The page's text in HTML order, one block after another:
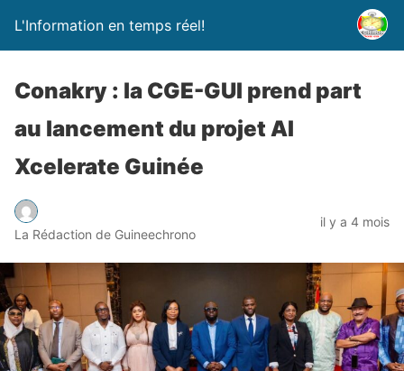
L'Information en temps réel!
Conakry : la CGE-GUI prend part
au lancement du projet AI
Xcelerate Guinée
La Rédaction de Guineechrono
il y a 4 mois